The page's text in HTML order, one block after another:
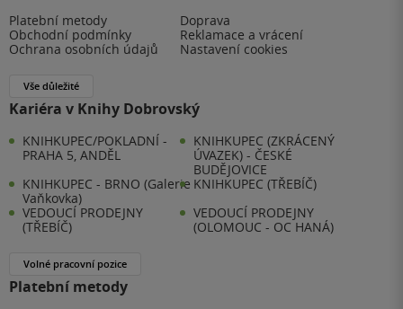
Platební metody
Doprava
Obchodní podmínky
Reklamace a vrácení
Ochrana osobních údajů
Nastavení cookies
Vše důležité
Kariéra v Knihy Dobrovský
KNIHKUPEC/POKLADNÍ -
PRAHA 5, ANDĚL
KNIHKUPEC (ZKRÁCENÝ
ÚVAZEK) - ČESKÉ
BUDĚJOVICE
KNIHKUPEC - BRNO (Galerie
Vaňkovka)
KNIHKUPEC (TŘEBÍČ)
VEDOUCÍ PRODEJNY
(TŘEBÍČ)
VEDOUCÍ PRODEJNY
(OLOMOUC - OC HANÁ)
Volné pracovní pozice
Platební metody